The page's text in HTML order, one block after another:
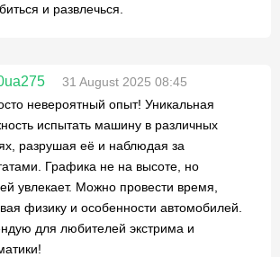
и развлечься.
31 August 2025 08:45
невероятный опыт! Уникальная
испытать машину в различных
разрушая её и наблюдая за
Графика не на высоте, но
увлекает. Можно провести время,
физику и особенности автомобилей.
для любителей экстрима и